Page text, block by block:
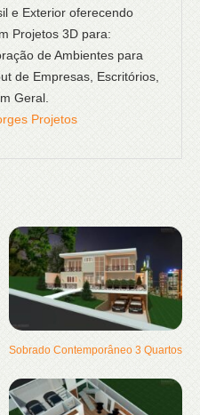
e Exterior oferecendo
Projetos 3D para:
de Ambientes para
de Empresas, Escritórios,
Geral.
Projetos
Sobrado Contemporâneo 3 Quartos